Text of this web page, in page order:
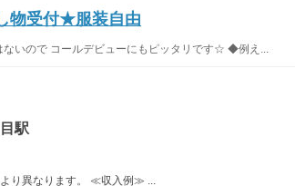
物受付★服装自由
いので コールデビューにもピッタリです☆ ◆例え...
駅
り異なります。 ≪収入例≫ ...